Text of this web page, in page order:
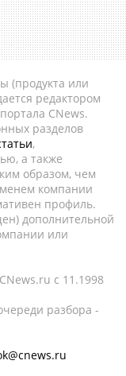
(продукта или
редактором
CNews.
разделов
,
а также
образом, чем
компании
профиль.
дополнительной
или
c 11.1998
разбора -